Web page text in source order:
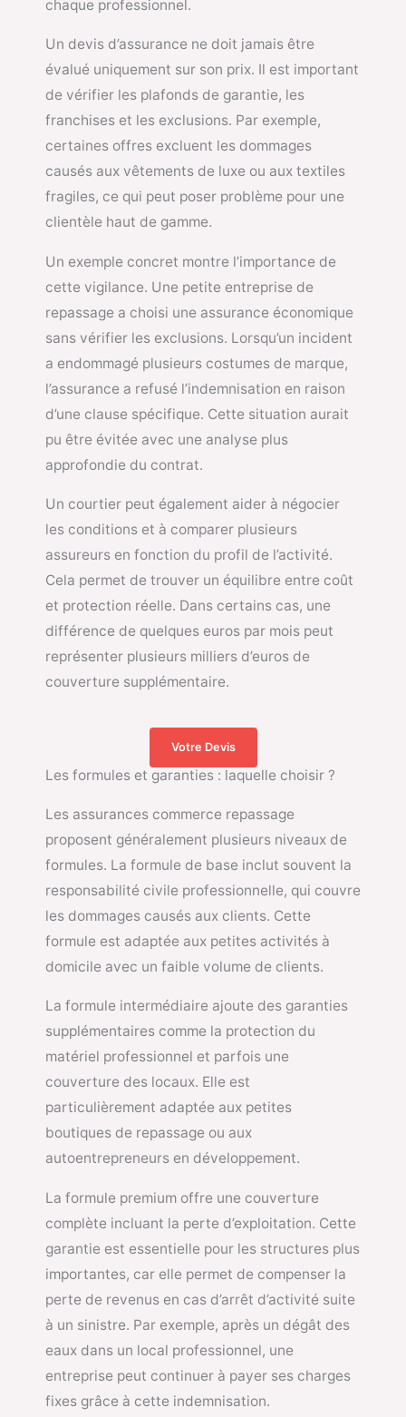
chaque professionnel.
Un devis d’assurance ne doit jamais être
évalué uniquement sur son prix. Il est important
de vérifier les plafonds de garantie, les
franchises et les exclusions. Par exemple,
certaines offres excluent les dommages
causés aux vêtements de luxe ou aux textiles
fragiles, ce qui peut poser problème pour une
clientèle haut de gamme.
Un exemple concret montre l’importance de
cette vigilance. Une petite entreprise de
repassage a choisi une assurance économique
sans vérifier les exclusions. Lorsqu’un incident
a endommagé plusieurs costumes de marque,
l’assurance a refusé l’indemnisation en raison
d’une clause spécifique. Cette situation aurait
pu être évitée avec une analyse plus
approfondie du contrat.
Un courtier peut également aider à négocier
les conditions et à comparer plusieurs
assureurs en fonction du profil de l’activité.
Cela permet de trouver un équilibre entre coût
et protection réelle. Dans certains cas, une
différence de quelques euros par mois peut
représenter plusieurs milliers d’euros de
couverture supplémentaire.
Votre Devis
Les formules et garanties : laquelle choisir ?
Les assurances commerce repassage
proposent généralement plusieurs niveaux de
formules. La formule de base inclut souvent la
responsabilité civile professionnelle, qui couvre
les dommages causés aux clients. Cette
formule est adaptée aux petites activités à
domicile avec un faible volume de clients.
La formule intermédiaire ajoute des garanties
supplémentaires comme la protection du
matériel professionnel et parfois une
couverture des locaux. Elle est
particulièrement adaptée aux petites
boutiques de repassage ou aux
autoentrepreneurs en développement.
La formule premium offre une couverture
complète incluant la perte d’exploitation. Cette
garantie est essentielle pour les structures plus
importantes, car elle permet de compenser la
perte de revenus en cas d’arrêt d’activité suite
à un sinistre. Par exemple, après un dégât des
eaux dans un local professionnel, une
entreprise peut continuer à payer ses charges
fixes grâce à cette indemnisation.